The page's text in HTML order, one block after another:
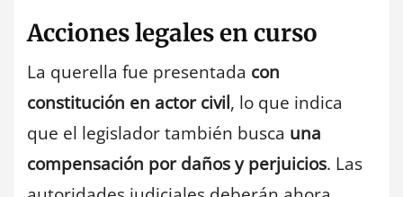
Acciones legales en curso
La querella fue presentada con
constitución en actor civil, lo que indica
que el legislador también busca una
compensación por daños y perjuicios. Las